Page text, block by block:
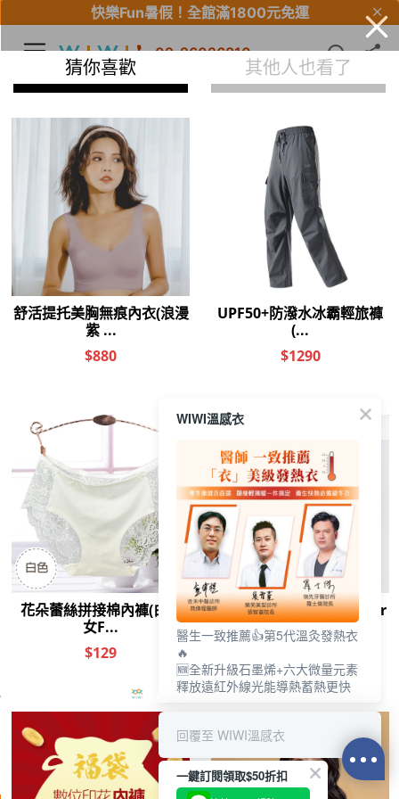
快樂Fun暑假！ 全館滿1800元免運
02-26026810
【Fun暑假】全館滿$5000輸入優惠碼再折$500
F(速達)
-3度蜂巢冰氧巾(琉璃藍 中
性F)
299元 優惠價： $ 179元
-
加入購物車
你喜歡的分類
胸墊 平口
中腰內褲 除臭
WIWI溫感衣
醫生一致推薦👍第5代溫灸發熱衣
🔥
🆕全新升級石墨烯+六大微量元素
釋放遠紅外線光能導熱蓄熱更快
回覆至 WIWI溫感衣
一鍵訂閱領取$50折扣